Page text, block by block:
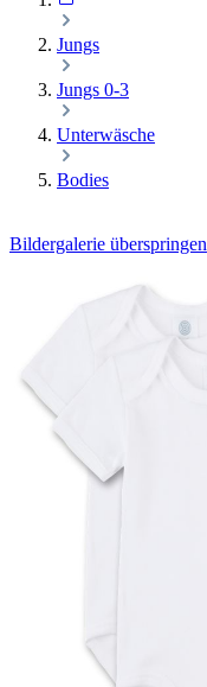
Jungs
Jungs 0-3
Unterwäsche
Bodies
Bildergalerie überspringen